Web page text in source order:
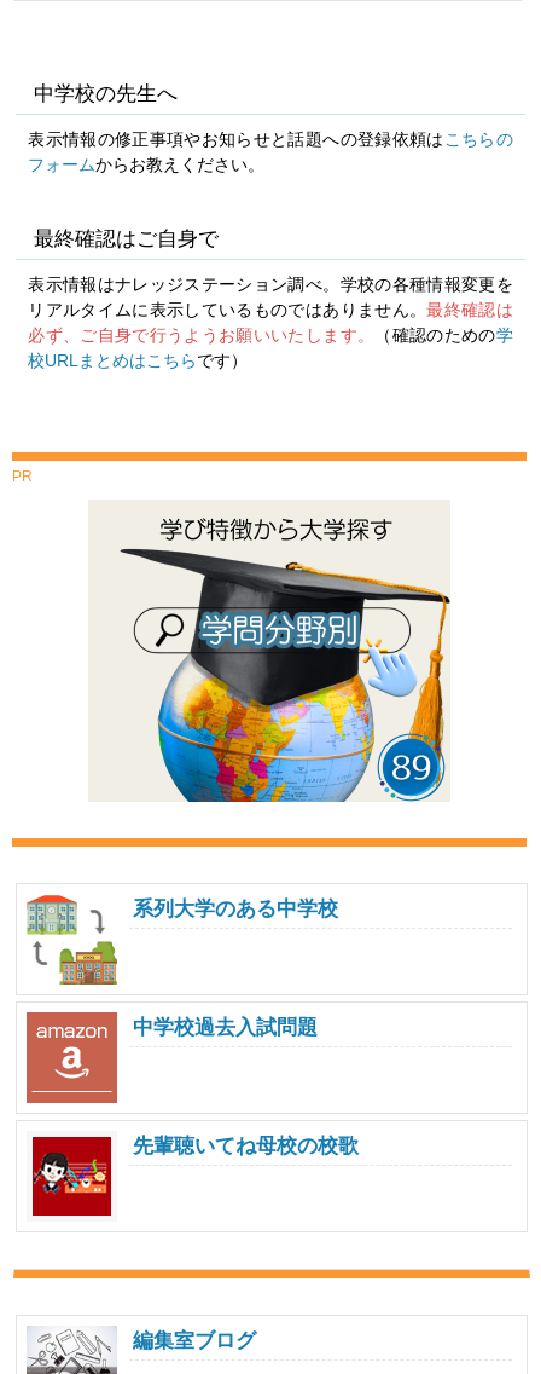
中学校の先生へ
表示情報の修正事項やお知らせと話題への登録依頼は こちらの
フォームからお教えください。
最終確認はご自身で
表示情報はナレッジステーション調べ。学校の各種情報変更を
リアルタイムに表示しているものではありません。最終確認は
必ず、ご自身で行うようお願いいたします。
（確認のための学
校URLまとめはこちらです）
PR
系列大学のある中学校
中学校過去入試問題
先輩聴いてね母校の校歌
編集室ブログ